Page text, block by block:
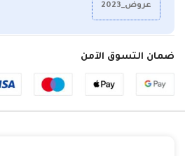
عروض_2023
ضمان التسوق الآمن